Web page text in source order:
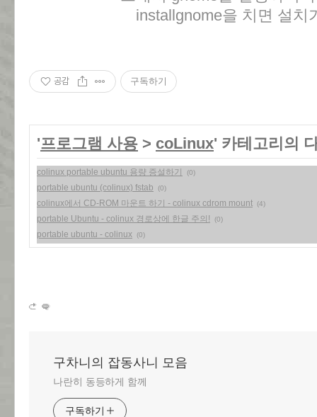
installgnome을 치면 설치
공감 구독하기
'프로그램 사용 > coLinux' 카테고리의
colinux portable ubuntu 용량 증설하기 (0)
portable ubuntu (colinux) fstab (0)
colinux에서 CD-ROM 마운트 하기 - colinux cdrom mount (4)
portable Ubuntu - colinux 경로상에 한글 주의! (0)
portable ubuntu - colinux (0)
구차니의 잡동사니 모음
나란히 동등하게 함께
구독하기